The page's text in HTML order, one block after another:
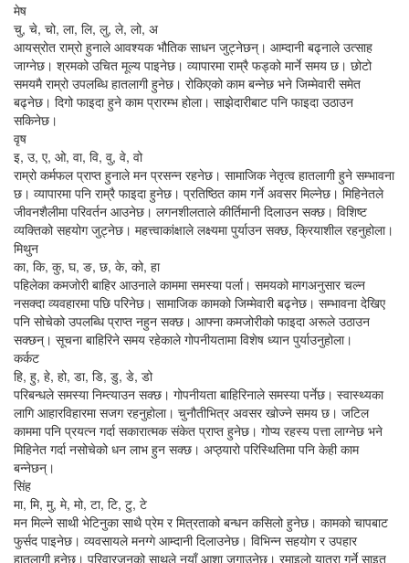
मेष
चु, चे, चो, ला, लि, लु, ले, लो, अ
आयस्रोत राम्रो हुनाले आवश्यक भौतिक साधन जुट्नेछन्। आम्दानी बढ्नाले उत्साह
जाग्नेछ। श्रमको उचित मूल्य पाइनेछ। व्यापारमा राम्रै फड्को मार्ने समय छ। छोटो
समयमै राम्रो उपलब्धि हातलागी हुनेछ। रोकिएको काम बन्नेछ भने जिम्मेवारी समेत
बढ्नेछ। दिगो फाइदा हुने काम प्रारम्भ होला। साझेदारीबाट पनि फाइदा उठाउन
सकिनेछ।
वृष
इ, उ, ए, ओ, वा, वि, वु, वे, वो
राम्रो कर्मफल प्राप्त हुनाले मन प्रसन्न रहनेछ। सामाजिक नेतृत्व हातलागी हुने सम्भावना
छ। व्यापारमा पनि राम्रै फाइदा हुनेछ। प्रतिष्ठित काम गर्ने अवसर मिल्नेछ। मिहिनेतले
जीवनशैलीमा परिवर्तन आउनेछ। लगनशीलताले कीर्तिमानी दिलाउन सक्छ। विशिष्ट
व्यक्तिको सहयोग जुट्नेछ। महत्त्वाकांक्षाले लक्ष्यमा पुर्याउन सक्छ, क्रियाशील रहनुहोला।
मिथुन
का, कि, कु, घ, ङ, छ, के, को, हा
पहिलेका कमजोरी बाहिर आउनाले काममा समस्या पर्ला। समयको मागअनुसार चल्न
नसक्दा व्यवहारमा पछि परिनेछ। सामाजिक कामको जिम्मेवारी बढ्नेछ। सम्भावना देखिए
पनि सोचेको उपलब्धि प्राप्त नहुन सक्छ। आफ्ना कमजोरीको फाइदा अरूले उठाउन
सक्छन्। सूचना बाहिरिने समय रहेकाले गोपनीयतामा विशेष ध्यान पुर्याउनुहोला।
कर्कट
हि, हु, हे, हो, डा, डि, डु, डे, डो
परिबन्धले समस्या निम्त्याउन सक्छ। गोपनीयता बाहिरिनाले समस्या पर्नेछ। स्वास्थ्यका
लागि आहारविहारमा सजग रहनुहोला। चुनौतीभित्र अवसर खोज्ने समय छ। जटिल
काममा पनि प्रयत्न गर्दा सकारात्मक संकेत प्राप्त हुनेछ। गोप्य रहस्य पत्ता लाग्नेछ भने
मिहिनेत गर्दा नसोचेको धन लाभ हुन सक्छ। अप्ठ्यारो परिस्थितिमा पनि केही काम
बन्नेछन्।
सिंह
मा, मि, मु, मे, मो, टा, टि, टु, टे
मन मिल्ने साथी भेटिनुका साथै प्रेम र मित्रताको बन्धन कसिलो हुनेछ। कामको चापबाट
फुर्सद पाइनेछ। व्यवसायले मनग्गे आम्दानी दिलाउनेछ। विभिन्न सहयोग र उपहार
हातलागी हुनेछ। परिवारजनको साथले नयाँ आशा जगाउनेछ। रमाइलो यात्रा गर्ने साइत